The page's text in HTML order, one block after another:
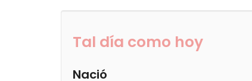
Tal día como hoy
Nació